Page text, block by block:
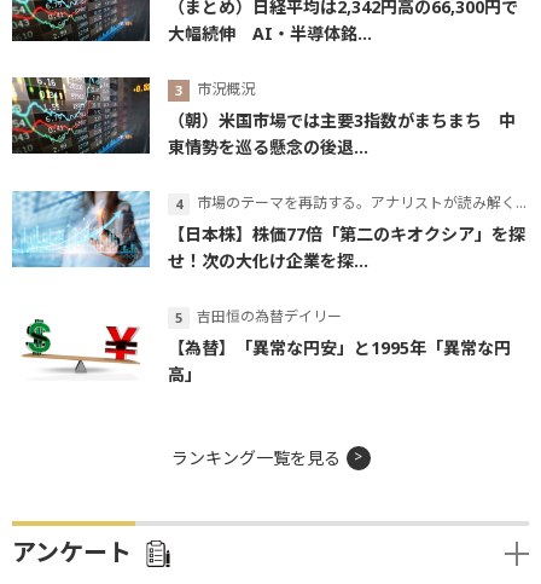
（まとめ）日経平均は2,342円高の66,300円で
大幅続伸 AI・半導体銘...
市況概況
（朝）米国市場では主要3指数がまちまち 中
東情勢を巡る懸念の後退...
市場のテーマを再訪する。アナリストが読み解くテーマの本質
【日本株】株価77倍「第二のキオクシア」を探
せ！次の大化け企業を探...
吉田恒の為替デイリー
【為替】「異常な円安」と1995年「異常な円
高」
ランキング一覧を見る
アンケート